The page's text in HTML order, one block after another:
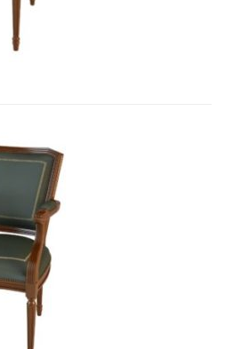
2 850,33
Кресло неподвиж...
3 411,87